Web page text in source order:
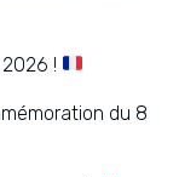
!
du 8